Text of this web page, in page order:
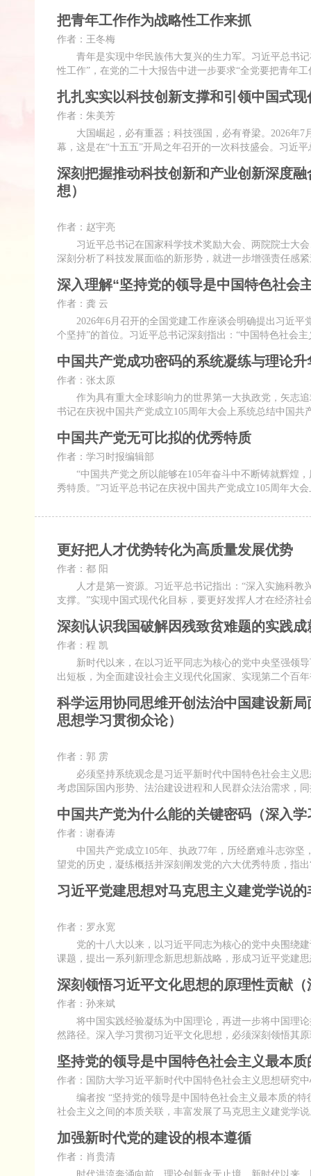
把青年工作作为战略性工作来抓
作者：王冬梅
青年是实现中华民族伟大复兴的生力军。习近平总书记
性工作”，在党的二十大报告中进一步要求“全党要把青年
扎扎实实以科技创新支撑和引领中国式现
作者：朱美芳
大国崛起，必有重器；科技强国，必有脊梁。2026年7
幕，这是在“十五五”开局之年召开的一次科技盛会。习近
深刻把握推动科技创新和产业创新深度
想）
作者：赵宇亮
习近平总书记在国家科学技术奖励大会、两院院士大会
深刻分析了科技发展面临的新形势，就进一步增强责任感
深入理解“坚持党的领导是中国特色社会
作者：龚 云
2026年6月召开的全国党建工作座谈会明确提出习近平
个坚持”的首位。习近平总书记深刻指出：“中国特色社会
中国共产党成功密码的系统凝练与理论
作者：张太原
作为具有重大全球影响力的世界第一大执政党，矢志追
书记在庆祝中国共产党成立105周年大会上系统总结中国
中国共产党无可比拟的优秀特质
作者：学习时报编辑部
“中国共产党之所以能够在105年奋斗中不断铸就辉煌，
秀特质。”习近平总书记在庆祝中国共产党成立105周年大
更好把人才优势转化为高质量发展优势
作者：都 阳
人才是第一资源。习近平总书记指出：“深入实施科教
支撑。”实现中国式现代化目标，要更好发挥人才在经济
深刻认识我国破解因残致贫难题的实践
作者：程 凯
新时代以来，在以习近平同志为核心的党中央坚强领导
出短板，为全面建设社会主义现代化国家、实现第二个百
科学运用协同思维开创法治中国建设新
思想学习贯彻众论）
作者：郭 雳
必须坚持系统观念是习近平新时代中国特色社会主义思
考虑国际国内形势、法治建设进程和人民群众法治需求，
中国共产党为什么能的关键密码（深入
作者：谢春涛
中国共产党成立105年、执政77年，历经磨难斗志弥坚
望党的历史，凝练概括并深刻阐发党的六大优秀特质，指
习近平党建思想对马克思主义建党学说
作者：罗永宽
党的十八大以来，以习近平同志为核心的党中央围绕建
课题，提出一系列新理念新思想新战略，形成习近平党建
深刻领悟习近平文化思想的原理性贡献
作者：孙来斌
将中国实践经验凝练为中国理论，再进一步将中国理论
然路径。深入学习贯彻习近平文化思想，必须深刻领悟其
坚持党的领导是中国特色社会主义最本质
作者：国防大学习近平新时代中国特色社会主义思想研究
编者按 “坚持党的领导是中国特色社会主义最本质的特
社会主义之间的本质关联，丰富发展了马克思主义建党学
加强新时代党的建设的根本遵循
作者：肖贵清